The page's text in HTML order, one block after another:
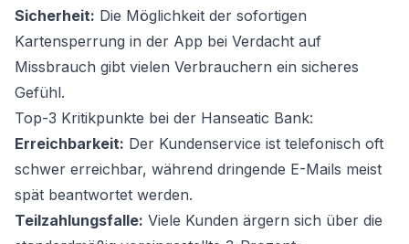
Sicherheit: Die Möglichkeit der sofortigen
Kartensperrung in der App bei Verdacht auf
Missbrauch gibt vielen Verbrauchern ein sicheres
Gefühl.
Top-3 Kritikpunkte bei der Hanseatic Bank:
Erreichbarkeit: Der Kundenservice ist telefonisch oft
schwer erreichbar, während dringende E-Mails meist
spät beantwortet werden.
Teilzahlungsfalle: Viele Kunden ärgern sich über die